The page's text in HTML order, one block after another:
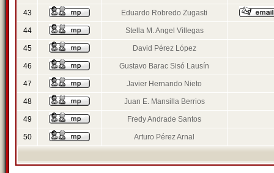
43 Eduardo Robredo Zugasti
44 Stella M. Angel Villegas
45 David Pérez López
46 Gustavo Barac Sisó Lausín
47 Javier Hernando Nieto
48 Juan E. Mansilla Berrios
49 Fredy Andrade Santos
50 Arturo Pérez Arnal